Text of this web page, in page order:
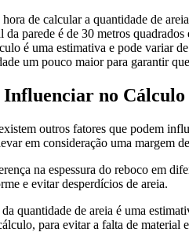
de calcular a quantidade de
parede é de 30 metros
é uma estimativa e pode variar
um pouco maior para garantir
Influenciar no Cálculo
outros fatores que podem
em consideração uma margem
na espessura do reboco em
e evitar desperdícios de areia.
quantidade de areia é uma
para evitar a falta de